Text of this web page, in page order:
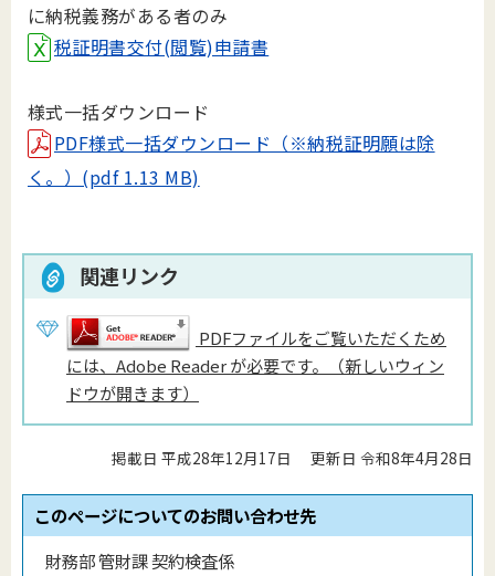
に納税義務がある者のみ
税証明書交付(閲覧)申請書
様式一括ダウンロード
PDF様式一括ダウンロード（※納税証明願は除
く。）(pdf 1.13 MB)
関連リンク
PDFファイルをご覧いただくため
には、Adobe Reader が必要です。（新しいウィン
ドウが開きます）
掲載日 平成28年12月17日 更新日 令和8年4月28日
このページについてのお問い合わせ先
財務部 管財課 契約検査係